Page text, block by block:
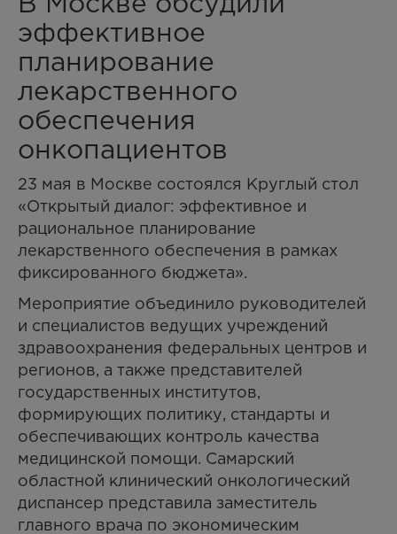
эффективное
планирование
лекарственного
обеспечения
онкопациентов
23 мая в Москве состоялся Круглый стол
«Открытый диалог: эффективное и
рациональное планирование
лекарственного обеспечения в рамках
фиксированного бюджета».
Мероприятие объединило руководителей
и специалистов ведущих учреждений
здравоохранения федеральных центров и
регионов, а также представителей
государственных институтов,
формирующих политику, стандарты и
обеспечивающих контроль качества
медицинской помощи. Самарский
областной клинический онкологический
диспансер представила заместитель
главного врача по экономическим